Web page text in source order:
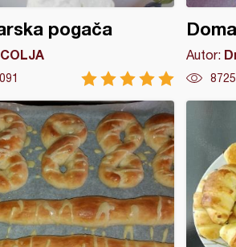
pogača
COLJA Autor:
8725